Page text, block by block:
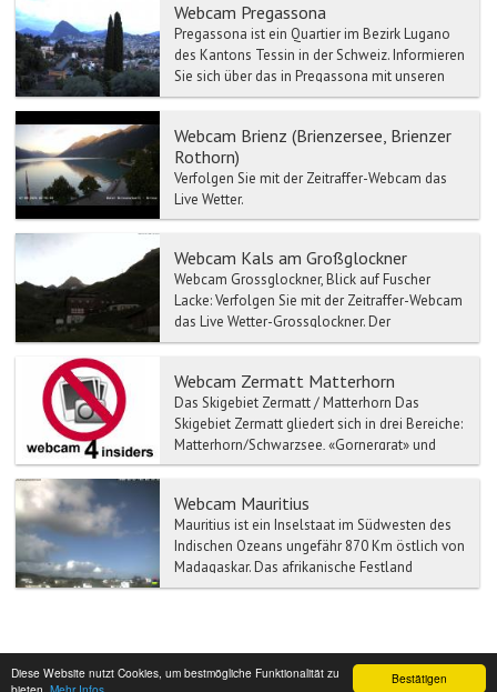
Bestätigen
Diese Website nutzt Cookies, um bestmögliche Funktionalität zu
Webcam Pregassona
Pregassona ist ein Quartier im Bezirk Lugano
des Kantons Tessin in der Schweiz. Informieren
Sie sich über das in Pregassona mit unseren
Wett...
Webcam Brienz (Brienzersee, Brienzer
Rothorn)
Verfolgen Sie mit der Zeitraffer-Webcam das
Live Wetter.
Webcam Kals am Großglockner
Webcam Grossglockner, Blick auf Fuscher
Lacke: Verfolgen Sie mit der Zeitraffer-Webcam
das Live Wetter-Grossglockner. Der
Großglockne...
Webcam Zermatt Matterhorn
Das Skigebiet Zermatt / Matterhorn Das
Skigebiet Zermatt gliedert sich in drei Bereiche:
Matterhorn/Schwarzsee, «Gornergrat» und
Sunegga Rothorn. ...
Webcam Mauritius
Mauritius ist ein Inselstaat im Südwesten des
Indischen Ozeans ungefähr 870 Km östlich von
Madagaskar. Das afrikanische Festland
befindet sich etwa...